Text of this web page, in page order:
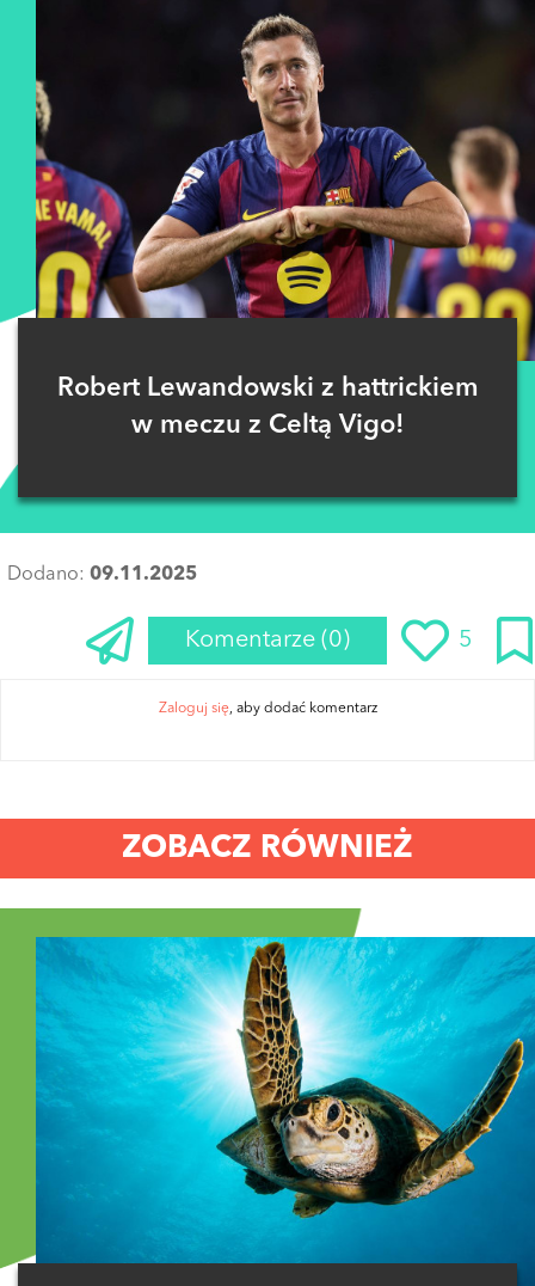
Robert Lewandowski z hattrickiem
w meczu z Celtą Vigo!
Dodano: 09.11.2025
Komentarze (0) 5
Zaloguj się, aby dodać komentarz
ZOBACZ RÓWNIEŻ